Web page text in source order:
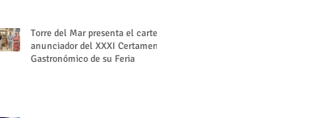
Torre del Mar presenta el cartel
anunciador del XXXI Certamen
Gastronómico de su Feria